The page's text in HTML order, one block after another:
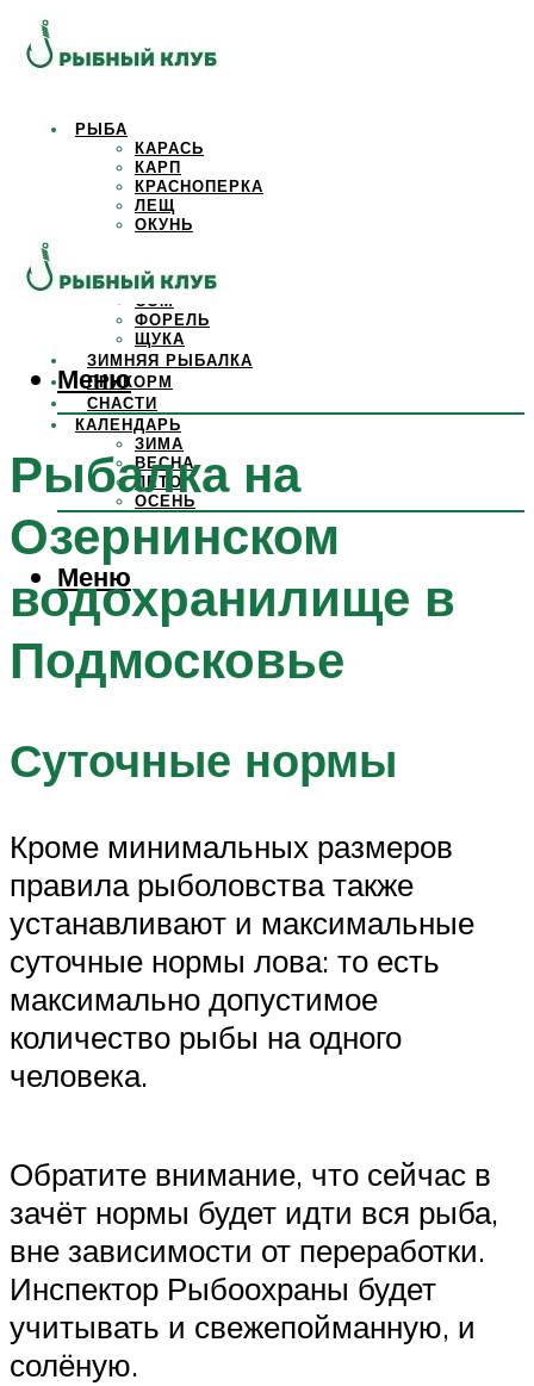
РЫБА
КАРАСЬ
КАРП
КРАСНОПЕРКА
ЛЕЩ
ОКУНЬ
САЗАН
СОМ
ФОРЕЛЬ
ЩУКА
ЗИМНЯЯ РЫБАЛКА
ПРИКОРМ
СНАСТИ
КАЛЕНДАРЬ
ЗИМА
ВЕСНА
ЛЕТО
ОСЕНЬ
Меню
Меню
Рыбалка на
Озернинском
водохранилище в
Подмосковье
Суточные нормы
Кроме минимальных размеров
правила рыболовства также
устанавливают и максимальные
суточные нормы лова: то есть
максимально допустимое
количество рыбы на одного
человека.
Обратите внимание, что сейчас в
зачёт нормы будет идти вся рыба,
вне зависимости от переработки.
Инспектор Рыбоохраны будет
учитывать и свежепойманную, и
солёную.